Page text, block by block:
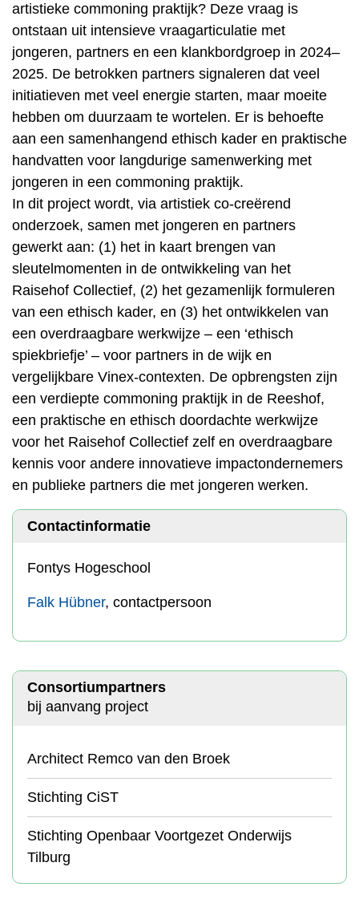
artistieke commoning praktijk? Deze vraag is
ontstaan uit intensieve vraagarticulatie met
jongeren, partners en een klankbordgroep in 2024–
2025. De betrokken partners signaleren dat veel
initiatieven met veel energie starten, maar moeite
hebben om duurzaam te wortelen. Er is behoefte
aan een samenhangend ethisch kader en praktische
handvatten voor langdurige samenwerking met
jongeren in een commoning praktijk.
In dit project wordt, via artistiek co-creërend
onderzoek, samen met jongeren en partners
gewerkt aan: (1) het in kaart brengen van
sleutelmomenten in de ontwikkeling van het
Raisehof Collectief, (2) het gezamenlijk formuleren
van een ethisch kader, en (3) het ontwikkelen van
een overdraagbare werkwijze – een ‘ethisch
spiekbriefje’ – voor partners in de wijk en
vergelijkbare Vinex-contexten. De opbrengsten zijn
een verdiepte commoning praktijk in de Reeshof,
een praktische en ethisch doordachte werkwijze
voor het Raisehof Collectief zelf en overdraagbare
kennis voor andere innovatieve impactondernemers
en publieke partners die met jongeren werken.
Contactinformatie
Fontys Hogeschool
Falk Hübner, contactpersoon
Consortiumpartners
bij aanvang project
Architect Remco van den Broek
Stichting CiST
Stichting Openbaar Voortgezet Onderwijs
Tilburg